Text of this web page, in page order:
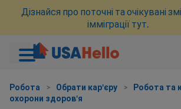
до
змісту
Дізнайся про поточні та очікувані
імміграції тут.
Робота > Обрати кар'єру >
Робота та
охорони здоров'я